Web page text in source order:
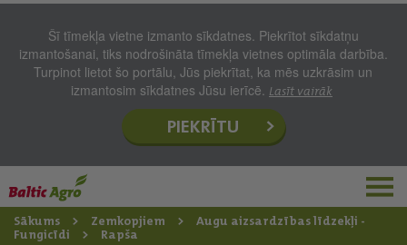
Šī tīmekļa vietne izmanto sīkdatnes. Piekrītot sīkdatņu
izmantošanai, tiks nodrošināta tīmekļa vietnes optimāla darbība.
Turpinot lietot šo portālu, Jūs piekrītat, ka mēs uzkrāsim un
izmantosim sīkdatnes Jūsu ierīcē. Lasīt vairāk
PIEKRĪTU
Sākums Zemkopjiem
Augu aizsardzības līdzekļi -
Fungicīdi
Rapša